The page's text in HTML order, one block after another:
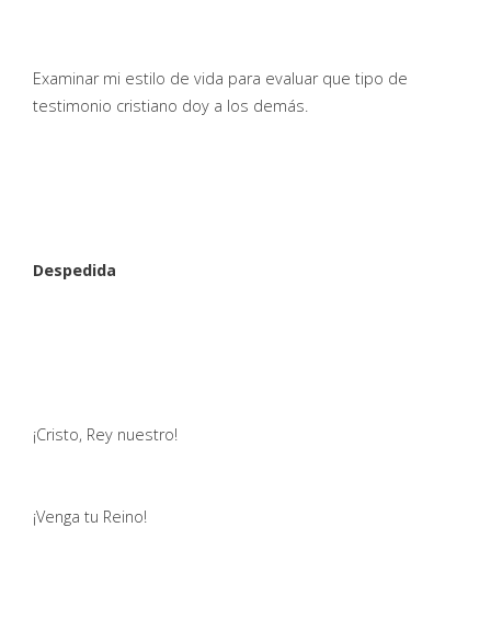
Examinar mi estilo de vida para evaluar que tipo de
testimonio cristiano doy a los demás.
Despedida
¡Cristo, Rey nuestro!
¡Venga tu Reino!